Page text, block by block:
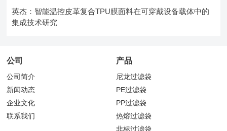
英杰：智能温控皮革复合TPU膜面料在可穿戴设备载体中的
集成技术研究
公司
公司简介
新闻动态
企业文化
联系我们
产品
尼龙过滤袋
PE过滤袋
PP过滤袋
热熔过滤袋
非标过滤袋